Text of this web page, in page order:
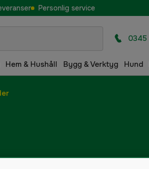
Personlig service
Hem & Hushåll Bygg & Verktyg Hund